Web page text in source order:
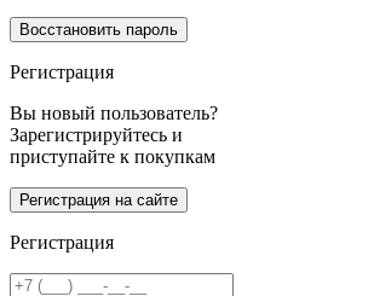
Регистрация
Вы новый пользователь?
Зарегистрируйтесь и
приступайте к покупкам
Регистрация